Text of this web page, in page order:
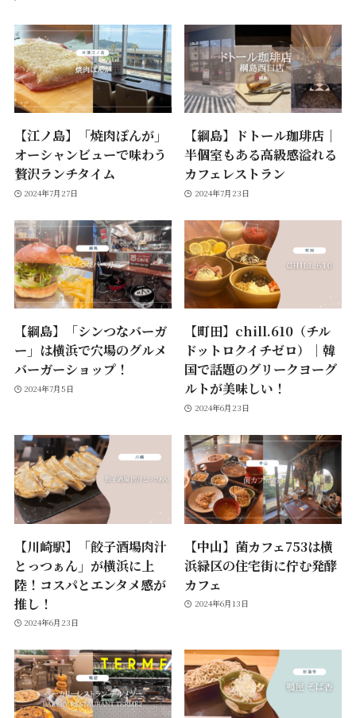
【江ノ島】「焼肉ぽんが」
オーシャンビューで味わう
贅沢ランチタイム
2024年7月27日
【綱島】ドトール珈琲店｜
半個室もある高級感溢れる
カフェレストラン
2024年7月23日
【綱島】「シンつなバーガ
ー」は横浜で穴場のグルメ
バーガーショップ！
2024年7月5日
【町田】chill.610（チル
ドットロクイチゼロ）｜韓
国で話題のグリークヨーグ
ルトが美味しい！
2024年6月23日
【川崎駅】「餃子酒場肉汁
とっつぁん」が横浜に上
陸！コスパとエンタメ感が
推し！
2024年6月23日
【中山】菌カフェ753は横
浜緑区の住宅街に佇む発酵
カフェ
2024年6月13日